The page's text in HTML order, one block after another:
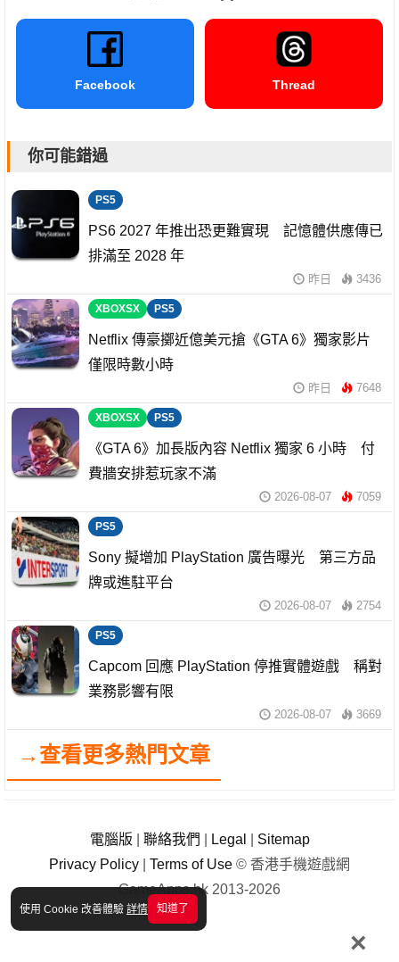
使用 Cookie 改善體驗 詳情 知道了
×
Facebook Thread
你可能錯過
PS5
PS6 2027 年推出恐更難實現 記憶體供應傳已
排滿至 2028 年
昨日 3436
XBOXSX PS5
Netflix 傳豪擲近億美元搶《GTA 6》獨家影片
僅限時數小時
昨日 7648
XBOXSX PS5
《GTA 6》加長版內容 Netflix 獨家 6 小時 付
費牆安排惹玩家不滿
2026-08-07 7059
PS5
Sony 擬增加 PlayStation 廣告曝光 第三方品
牌或進駐平台
2026-08-07 2754
PS5
Capcom 回應 PlayStation 停推實體遊戲 稱對
業務影響有限
2026-08-07 3669
→查看更多熱門文章
電腦版 聯絡我們 Legal
Sitemap
Privacy Policy
Terms of Use © 香港手機遊戲網
GameApps.hk 2013-2026